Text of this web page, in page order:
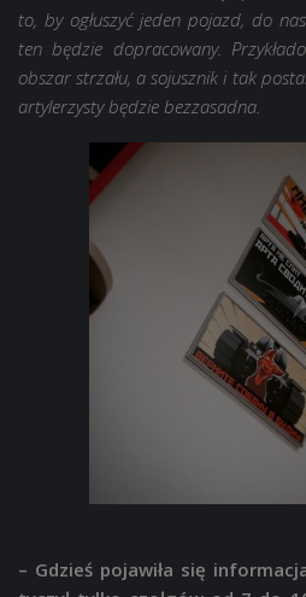
to, by ogłuszyć jeden pojazd, do
ten będzie dopracowany.
obszar strzału, a sojusznik i tak
artylerzysty będzie bezzasadna.
– Gdzieś pojawiła się